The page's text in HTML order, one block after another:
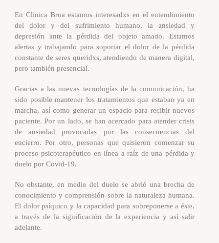
En Clínica Broa estamos interesadxs en el entendimiento
del dolor y del sufrimiento humano, la ansiedad y
depresión ante la pérdida del objeto amado. Estamos
alertas y trabajando para soportar el dolor de la pérdida
constante de seres queridxs, atendiendo de manera digital,
pero también presencial.
Gracias a las nuevas tecnologías de la comunicación, ha
sido posible mantener los tratamientos que estaban ya en
marcha, así como generar un espacio para recibir nuevos
paciente. Por un lado, se han acercado para atender crisis
de ansiedad provocadas por las consecuencias del
encierro. Por otro, personas que quisieron comenzar su
proceso psicoterapéutico en línea a raíz de una pérdida y
duelo por Covid-19.
No obstante, en medio del duelo se abrió una brecha de
conocimiento y comprensión sobre la naturaleza humana.
El dolor psíquico y la capacidad para sobreponerse a éste,
a través de la significación de la experiencia y así salir
adelante.